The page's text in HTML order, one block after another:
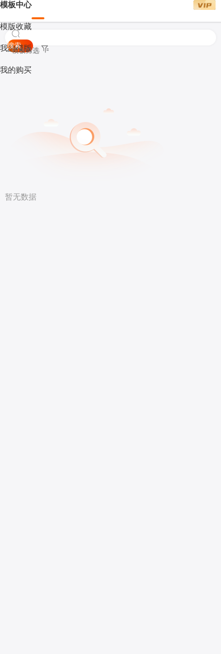
模板中心
模版收藏
我的模版
我的购买
搜索
模板筛选
暂无数据